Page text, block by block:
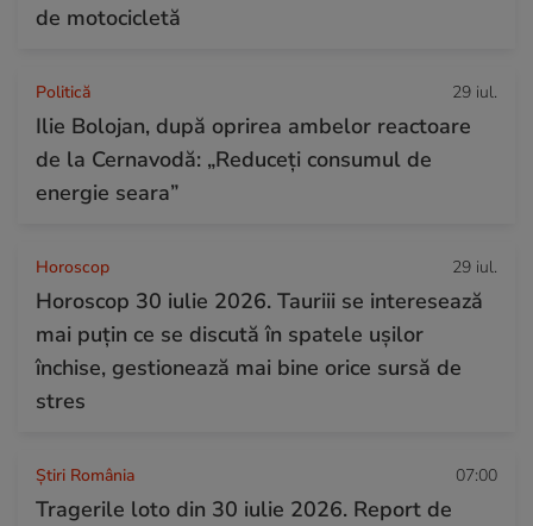
de motocicletă
Politică 29 iul.
Ilie Bolojan, după oprirea ambelor reactoare
de la Cernavodă: „Reduceți consumul de
energie seara”
Horoscop 29 iul.
Horoscop 30 iulie 2026. Tauriii se interesează
mai puțin ce se discută în spatele ușilor
închise, gestionează mai bine orice sursă de
stres
Știri România 07:00
Tragerile loto din 30 iulie 2026. Report de